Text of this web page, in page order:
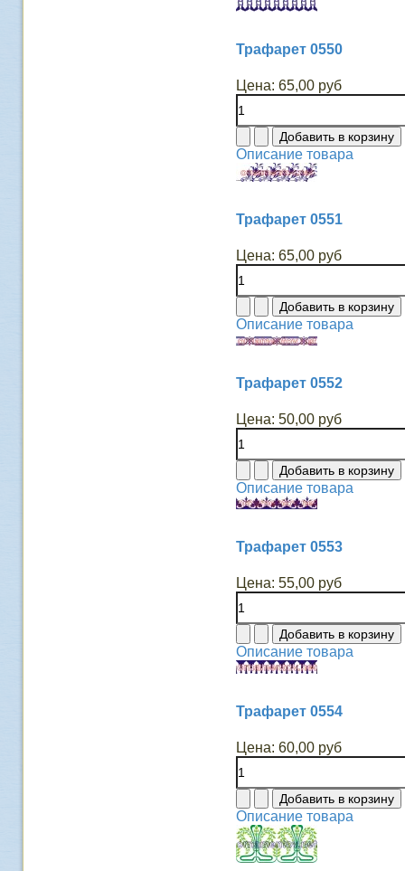
Трафарет 0550
Цена: 65,00 руб
Описание товара
Трафарет 0551
Цена: 65,00 руб
Описание товара
Трафарет 0552
Цена: 50,00 руб
Описание товара
Трафарет 0553
Цена: 55,00 руб
Описание товара
Трафарет 0554
Цена: 60,00 руб
Описание товара